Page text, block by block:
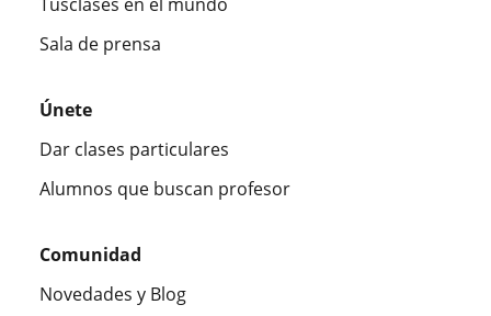
Sala de prensa
Únete
Dar clases particulares
Alumnos que buscan profesor
Comunidad
Novedades y Blog